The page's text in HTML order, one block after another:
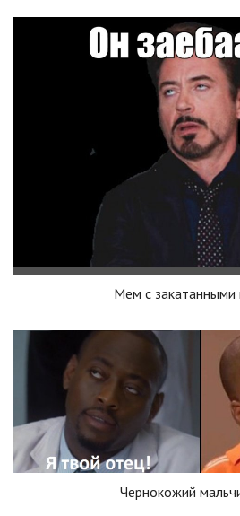
Мем с закатанными
Чернокожий